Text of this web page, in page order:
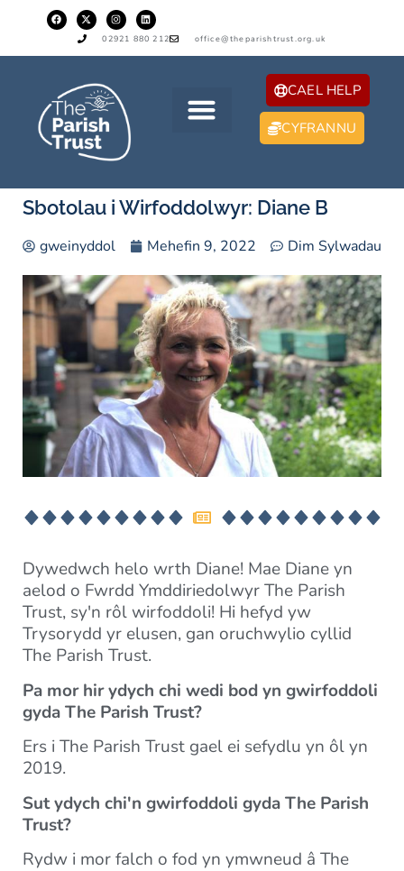
02921 880 212 office@theparishtrust.org.uk
CAEL HELP
CYFRANNU
Sbotolau i Wirfoddolwyr: Diane B
gweinyddol Mehefin 9, 2022 Dim Sylwadau
Dywedwch helo wrth Diane! Mae Diane yn
aelod o Fwrdd Ymddiriedolwyr The Parish
Trust, sy'n rôl wirfoddoli! Hi hefyd yw
Trysorydd yr elusen, gan oruchwylio cyllid
The Parish Trust.
Pa mor hir ydych chi wedi bod yn gwirfoddoli
gyda The Parish Trust?
Ers i The Parish Trust gael ei sefydlu yn ôl yn
2019.
Sut ydych chi'n gwirfoddoli gyda The Parish
Trust?
Rydw i mor falch o fod yn ymwneud â The